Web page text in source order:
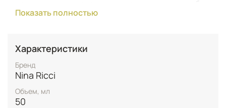
раскрыть свою внутреннюю красоту.
завораживает с первых нот. В сердце аромата –
величественная магнолия. Этот редкий и
многогранный цветок, подобно драгоценному
камню, раскрывает свое великолепие и
чувственность, придавая Vénus неповторимое
звучание.
Показать полностью
Характеристики
Бренд
Nina Ricci
Объем, мл
50